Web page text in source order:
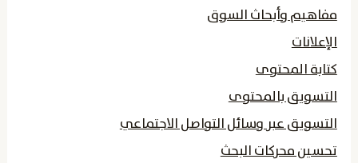
مفاهيم وأبحاث السوق
الإعلانات
كتابة المحتوى
التسويق بالمحتوى
التسويق عبر وسائل التواصل الاجتماعي
تحسين محركات البحث